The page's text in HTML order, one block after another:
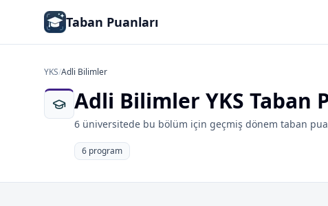
Taban Puanları
YKS/Adli Bilimler
Adli Bilimler YKS Taban
6 üniversitede bu bölüm için geçmiş dönem taban
6 program